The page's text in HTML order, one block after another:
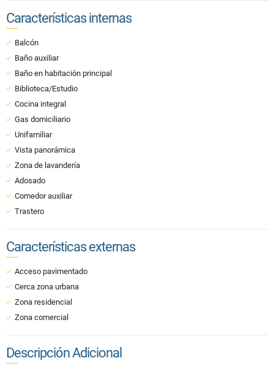
Características internas
Balcón
Baño auxiliar
Baño en habitación principal
Biblioteca/Estudio
Cocina integral
Gas domiciliario
Unifamiliar
Vista panorámica
Zona de lavandería
Adosado
Comedor auxiliar
Trastero
Características externas
Acceso pavimentado
Cerca zona urbana
Zona residencial
Zona comercial
Descripción Adicional